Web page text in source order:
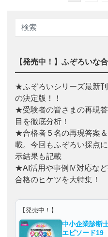
【発売中！】ふぞろいな
★ふぞろいシリーズ最新
の決定版！！
★受験者の皆さまの再現
目を徹底分析！
★合格者５名の再現答案
載。今回もふぞろい採点
示結果も記載
★AI活用や事例Ⅳ対応など
合格のヒケツを大特集！
【発売中！】
中小企業診断
エピソード19